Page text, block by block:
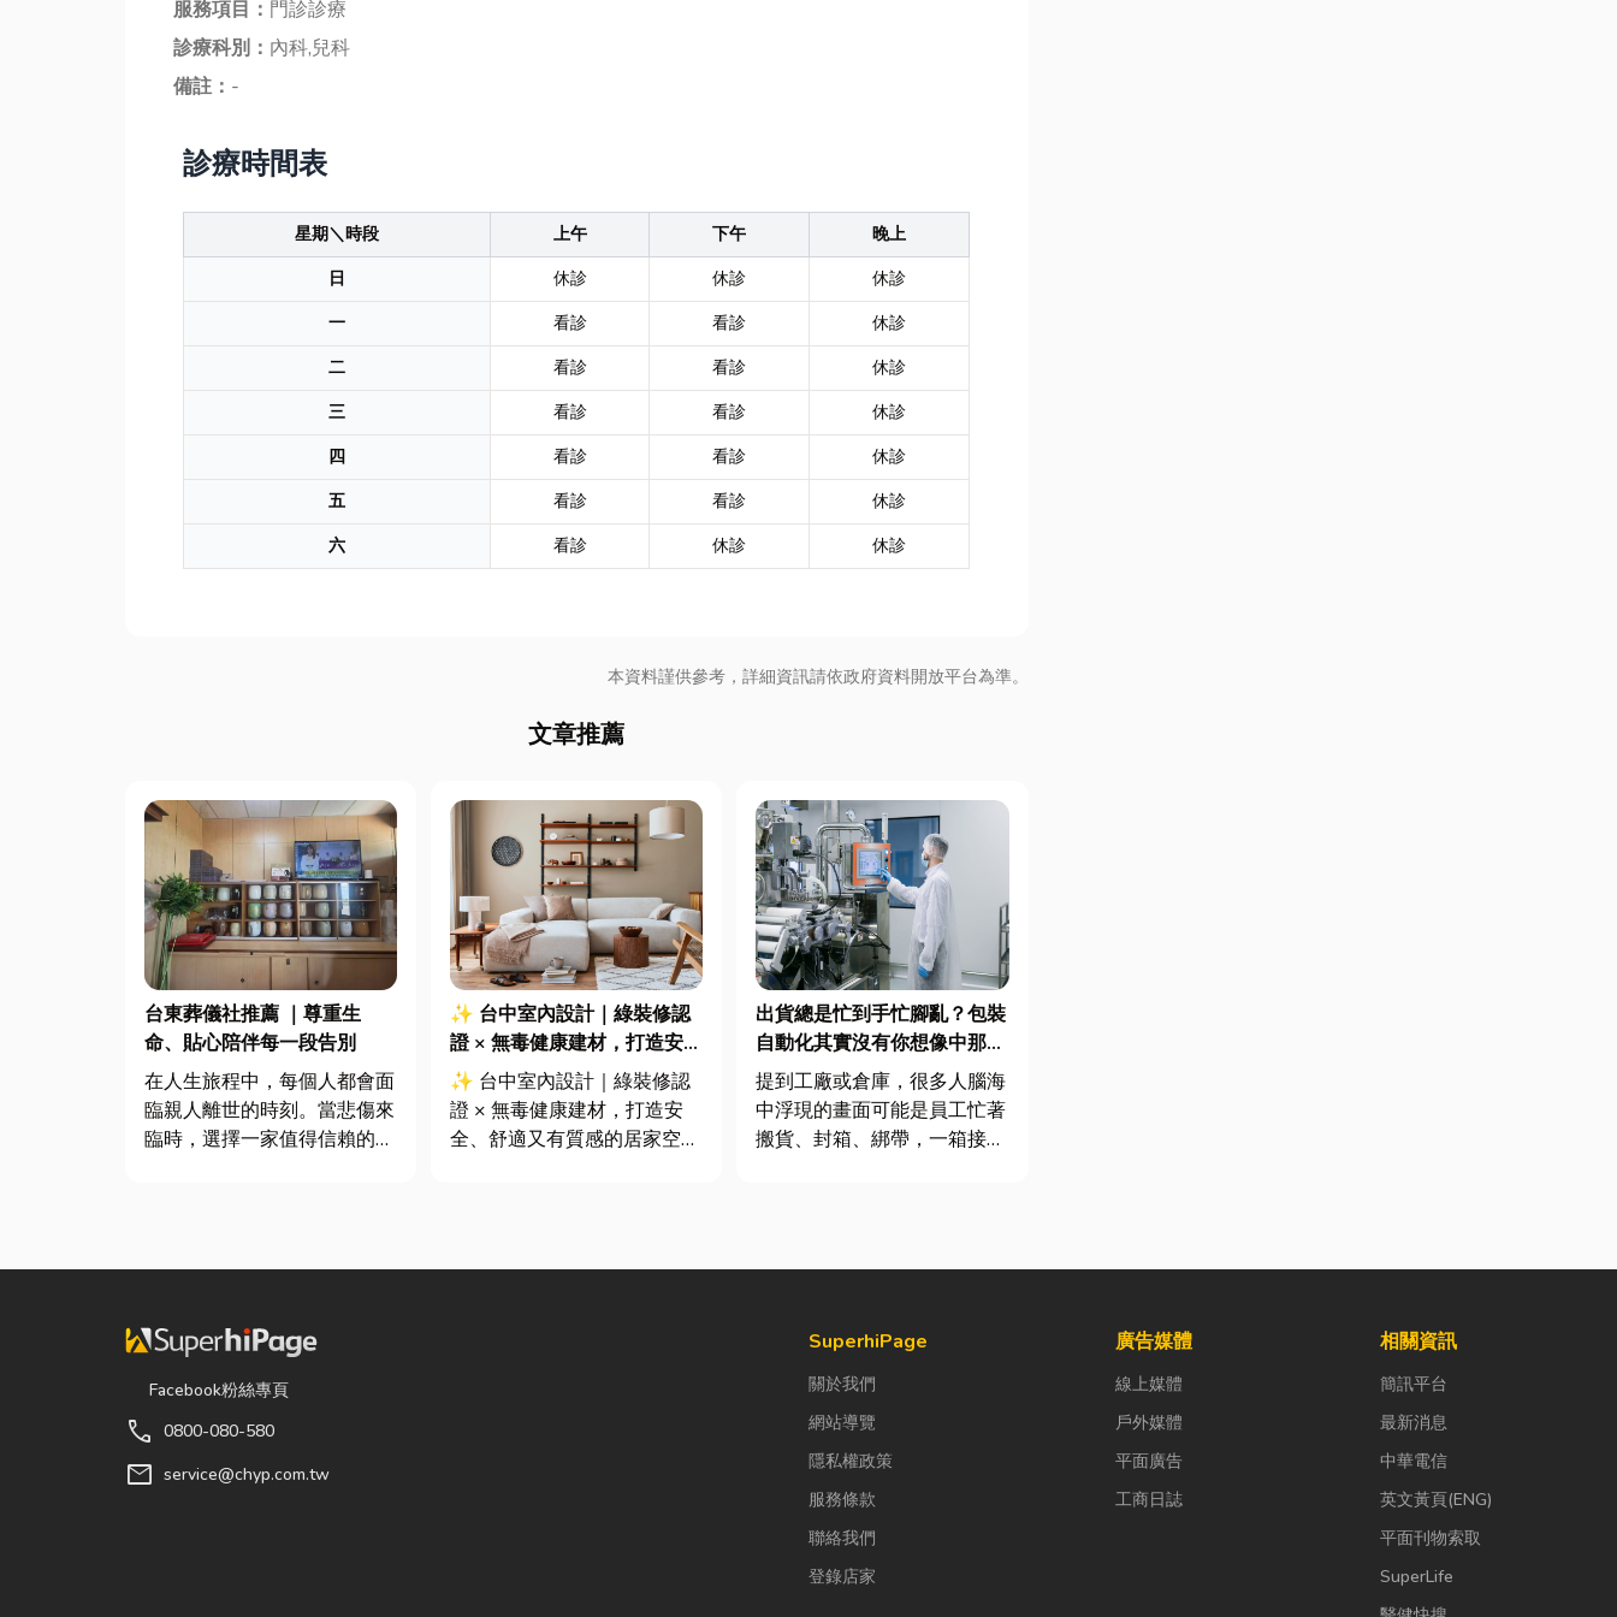
服務項目： 門診診療
診療科別： 內科,兒科
備註： -
診療時間表
星期＼時段 上午 下午
晚上
日
休診 休診
休診
一
看診 看診
休診
二
看診 看診
休診
三
看診 看診
休診
四
看診 看診
休診
五
看診 看診
休診
六
看診 休診 休診
本資料謹供參考，詳細資訊請依政府資料開放平台為準。
文章推薦
台東葬儀社推薦 ｜尊重生
命、貼心陪伴每一段告別
在人生旅程中，每個人都會面
臨親人離世的時刻。當悲傷來
臨時，選擇一家值得信賴的台
讓家屬...
✨ 台中室內設計｜綠裝修認
證 × 無毒健康建材，打造安
全、舒適又有質感的居家空間
✨ 台中室內設計｜綠裝修認
證 × 無毒健康建材，打造安
全、舒適又有質感的居家空間
出貨總是忙到手忙腳亂？包裝
自動化其實沒有你想像中那麼
遙遠！
提到工廠或倉庫，很多人腦海
中浮現的畫面可能是員工忙著
搬貨、封箱、綁帶，一箱接著
Facebook粉絲專頁
call 0800-080-580
mail service@chyp.com.tw
SuperhiPage
關於我們
網站導覽
隱私權政策
服務條款
聯絡我們
登錄店家
廣告媒體
線上媒體
戶外媒體
平面廣告
工商日誌
相關資訊
簡訊平台
最新消息
中華電信
英文黃頁(ENG)
平面刊物索取
SuperLife